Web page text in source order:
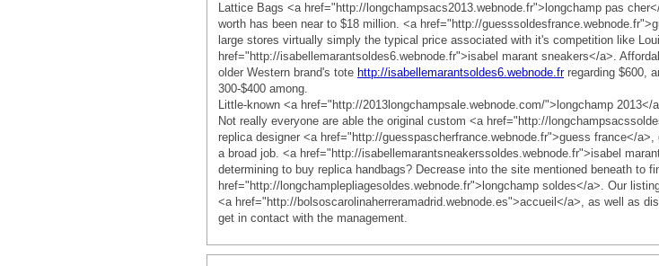
Lattice Bags <a href="http://longchampsacs2013.webnode.fr">longchamp pas
worth has been near to $18 million. <a href="http://
large stores virtually simply the typical price associated with it's competition like
href="http://isabellemarantsoldes6.webnode.fr">isabel marant sneakers</a>.
older Western brand's tote http://isabellemarantsoldes6.webnode.frregarding $600,
300-$400 among.
Little-known <a href="http://2013longchampsale.webnode.com/">longchamp
Not really everyone are able the original custom <a href="http://
replica designer <a href="http://guesspascherfrance.webnode.fr">guess france</
a broad job. <a href="http://isabellemarantsneakerssoldes.webnode.fr">isabel
determining to buy replica handbags? Decrease into the site mentioned beneath to
href="http://longchamplepliagesoldes.webnode.fr">longchamp soldes</a>. Our
<a href="http://bolsoscarolinaherreramadrid.webnode.es">accueil</a>, as well as
get in contact with the management.